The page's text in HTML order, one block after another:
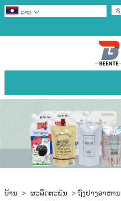
ລາວ 
ບ້ານ > ຜະລິດຕະພັນ > ຖົງຢາງອາຫານ